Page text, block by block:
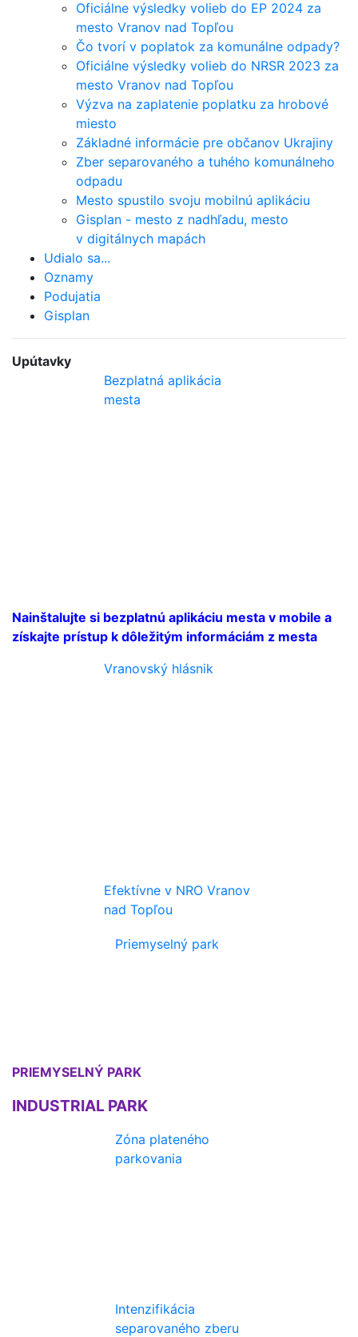
Oficiálne výsledky volieb do EP 2024 za
mesto Vranov nad Topľou
Čo tvorí v poplatok za komunálne odpady?
Oficiálne výsledky volieb do NRSR 2023 za
mesto Vranov nad Topľou
Výzva na zaplatenie poplatku za hrobové
miesto
Základné informácie pre občanov Ukrajiny
Zber separovaného a tuhého komunálneho
odpadu
Mesto spustilo svoju mobilnú aplikáciu
Gisplan - mesto z nadhľadu, mesto
v digitálnych mapách
Udialo sa...
Oznamy
Podujatia
Gisplan
Upútavky
Bezplatná aplikácia
mesta
Nainštalujte si bezplatnú aplikáciu mesta v mobile a
získajte prístup k dôležitým informáciám z mesta
Vranovský hlásnik
Efektívne v NRO Vranov
nad Topľou
Priemyselný park
PRIEMYSELNÝ PARK
INDUSTRIAL PARK
Zóna plateného
parkovania
Intenzifikácia
separovaného zberu